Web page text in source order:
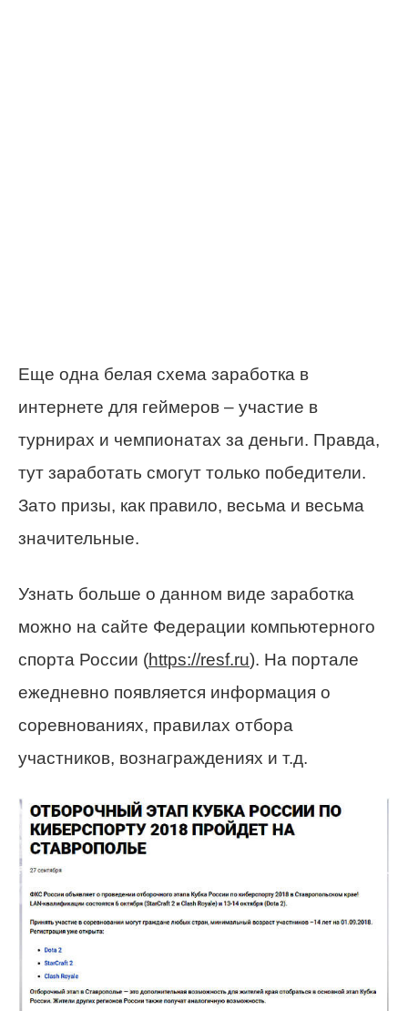
Еще одна белая схема заработка в
интернете для геймеров – участие в
турнирах и чемпионатах за деньги. Правда,
тут заработать смогут только победители.
Зато призы, как правило, весьма и весьма
значительные.
Узнать больше о данном виде заработка
можно на сайте Федерации компьютерного
спорта России (https://resf.ru). На портале
ежедневно появляется информация о
соревнованиях, правилах отбора
участников, вознаграждениях и т.д.